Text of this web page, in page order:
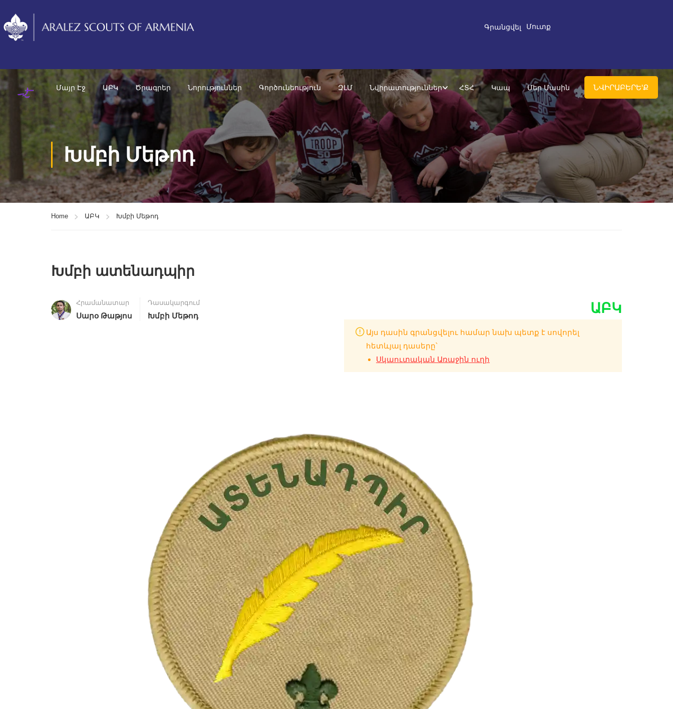
Գրանցվել Մուտք
Մայր Էջ ԱԲԿ Ծրագրեր Նորություններ Գործունեություն ԶԼՄ Նվիրատություններ ՀՏՀ Կապ Մեր Մասին ՆՎԻՐԱԲԵՐԵ'Ք
Խմբի Մեթոդ
Home ԱԲԿ Խմբի Մեթոդ
Խմբի ատենադպիր
Հրամանատար
Սարօ Թաթյոս
Դասակարգում
Խմբի Մեթոդ ԱԲԿ
Այս դասին գրանցվելու համար նախ պետք է սովորել
հետևյալ դասերը՝
Սկաուտական Առաջին ուղի